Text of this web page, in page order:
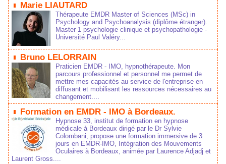
Marie LIAUTARD
Thérapeute EMDR Master of Sciences (MSc) in
Psychology and Psychoanalysis (diplôme étranger).
Master 1 psychologie clinique et psychopathologie -
Université Paul Valéry...
Bruno LELORRAIN
Praticien EMDR - IMO, hypnothérapeute. Mon
parcours professionnel et personnel me permet de
mettre mes capacités au service de l'entreprise en
diffusant et mobilisant les ressources nécessaires au
changement....
Formation en EMDR - IMO à Bordeaux.
Hypnose 33, institut de formation en hypnose
médicale à Bordeaux dirigé par le Dr Sylvie
Colombani, propose une formation immersive de 3
jours en EMDR-IMO, Intégration des Mouvements
Oculaires à Bordeaux, animée par Laurence Adjadj et
Laurent Gross....